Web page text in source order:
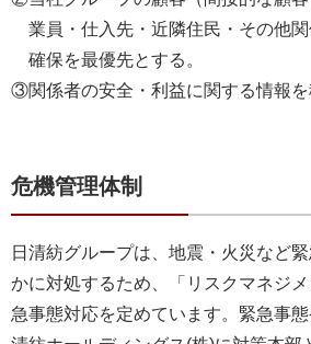
業員・仕入先・近隣住民・その他
確保を最優先とする。
③関係者の安全・利益に関する情報を
危機管理体制
日清紡グループは、地震・火災など
かに対処するため、「リスクマネジ
急事態対応を定めています。緊急事